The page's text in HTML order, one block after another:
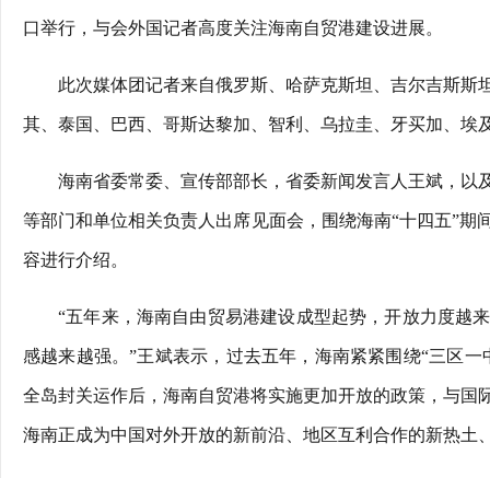
口举行，与会外国记者高度关注海南自贸港建设进展。
此次媒体团记者来自俄罗斯、哈萨克斯坦、吉尔吉斯
其、泰国、巴西、哥斯达黎加、智利、乌拉圭、牙买加、埃
海南省委常委、宣传部部长，省委新闻发言人王斌，
等部门和单位相关负责人出席见面会，围绕海南“十四五”
容进行介绍。
“五年来，海南自由贸易港建设成型起势，开放力度越
感越来越强。”王斌表示，过去五年，海南紧紧围绕“三区
全岛封关运作后，海南自贸港将实施更加开放的政策，与
海南正成为中国对外开放的新前沿、地区互利合作的新热土